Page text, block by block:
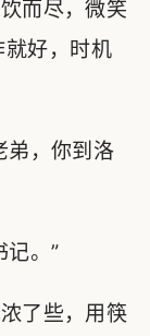
而尽，微笑
就好，时机
，你到洛
。”
了些，用筷